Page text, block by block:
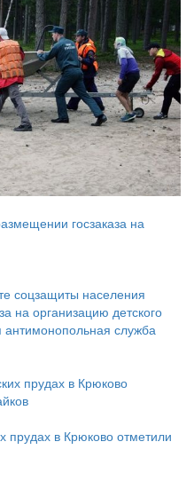
госзаказа на
соцзащиты населения
на организацию детского
служба
в Крюково отметили